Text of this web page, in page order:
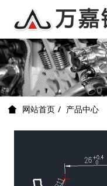
网站首页 产品中心